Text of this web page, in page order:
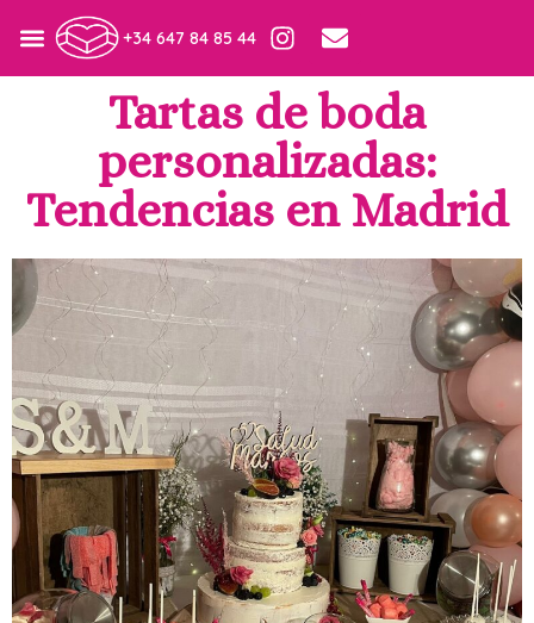
+34 647 84 85 44
Tartas de boda
personalizadas:
Tendencias en Madrid